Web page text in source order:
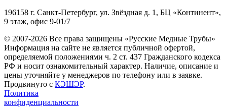
196158 г. Санкт-Петербург, ул. Звёздная д. 1, БЦ «Континент»,
9 этаж, офис 9-01/7
© 2007-2026 Все права защищены «Русские Медные Трубы»
Информация на сайте не является публичной офертой,
определяемой положениями ч. 2 ст. 437 Гражданского кодекса
РФ и носит ознакомительный характер. Наличие, описание и
цены уточняйте у менеджеров по телефону или в заявке.
Продвинуто с КЭШЭР.
Политика
конфиденциальности